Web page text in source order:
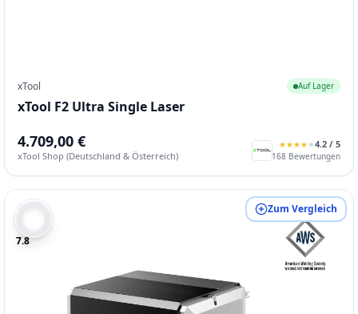
xTool Auf Lager
xTool F2 Ultra Single Laser
4.709,00 €
xTool Shop (Deutschland & Österreich)
★
★★
★★
★★
★★
★4.2 / 5
168 Bewertungen
7.8
Zum Vergleich